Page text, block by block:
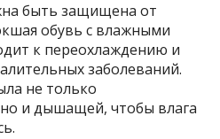
быть защищена от
обувь с влажными
к переохлаждению и
заболеваний.
не только
и дышащей, чтобы влага